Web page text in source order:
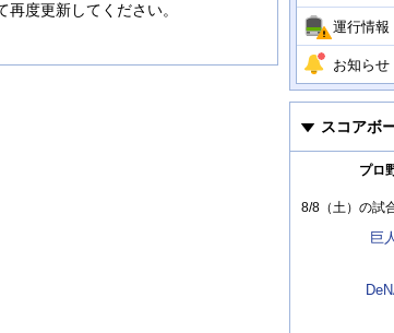
再度更新してください。
運行情報
お知らせ
スコアボ
プロ
8/8（土） の試
巨